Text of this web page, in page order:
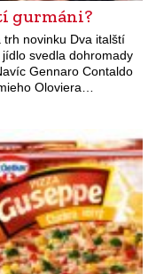
gurmáni?
novinku Dva italští
svedla dohromady
Gennaro Contaldo
Oloviera…